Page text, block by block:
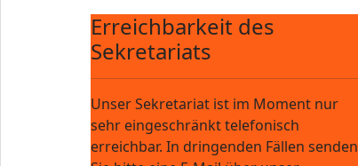
Erreichbarkeit des
Sekretariats
Unser Sekretariat ist im Moment nur
sehr eingeschränkt telefonisch
erreichbar. In dringenden Fällen senden